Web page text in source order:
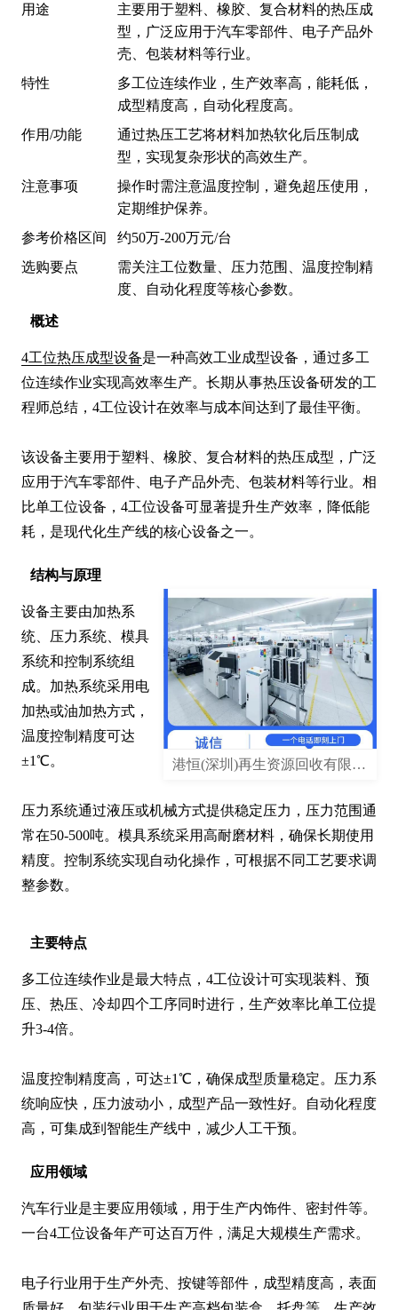
概述
4工位热压成型设备是一种高效工业成型设备，通过多工
位连续作业实现高效率生产。长期从事热压设备研发的工
程师总结，4工位设计在效率与成本间达到了最佳平衡。
该设备主要用于塑料、橡胶、复合材料的热压成型，广泛
应用于汽车零部件、电子产品外壳、包装材料等行业。相
比单工位设备，4工位设备可显著提升生产效率，降低能
耗，是现代化生产线的核心设备之一。
结构与原理
港恒(深圳)再生资源回收有限公司
设备主要由加热系
统、压力系统、模具
系统和控制系统组
成。加热系统采用电
加热或油加热方式，
温度控制精度可达
±1℃。
压力系统通过液压或机械方式提供稳定压力，压力范围通
常在50-500吨。模具系统采用高耐磨材料，确保长期使用
精度。控制系统实现自动化操作，可根据不同工艺要求调
整参数。
主要特点
多工位连续作业是最大特点，4工位设计可实现装料、预
压、热压、冷却四个工序同时进行，生产效率比单工位提
升3-4倍。
温度控制精度高，可达±1℃，确保成型质量稳定。压力系
统响应快，压力波动小，成型产品一致性好。自动化程度
高，可集成到智能生产线中，减少人工干预。
应用领域
汽车行业是主要应用领域，用于生产内饰件、密封件等。
一台4工位设备年产可达百万件，满足大规模生产需求。
电子行业用于生产外壳、按键等部件，成型精度高，表面
用途
主要用于塑料、橡胶、复合材料的热压成
型，广泛应用于汽车零部件、电子产品外
壳、包装材料等行业。
特性
多工位连续作业，生产效率高，能耗低，
成型精度高，自动化程度高。
作用/功能
通过热压工艺将材料加热软化后压制成
型，实现复杂形状的高效生产。
注意事项
操作时需注意温度控制，避免超压使用，
定期维护保养。
参考价格区间
约50万-200万元/台
选购要点
需关注工位数量、压力范围、温度控制精
度、自动化程度等核心参数。